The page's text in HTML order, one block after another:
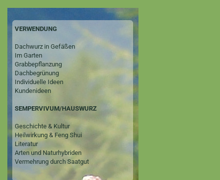
VERWENDUNG
Dachwurz in Gefäßen
Im Garten
Grabbepflanzung
Dachbegrünung
Individuelle Ideen
Kundenideen
SEMPERVIVUM/HAUSWURZ
Geschichte & Kultur
Heilwirkung & Feng Shui
Literatur
Arten und Naturhybriden
Vermehrung durch Saatgut